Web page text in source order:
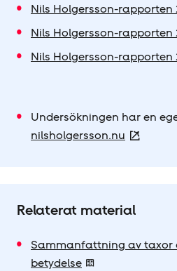
Nils Holgersson-rapporten
Nils Holgersson-rapporten
Nils Holgersson-rapporten
Undersökningen har en
nilsholgersson.nu
Relaterat material
Sammanfattning av taxor
betydelse